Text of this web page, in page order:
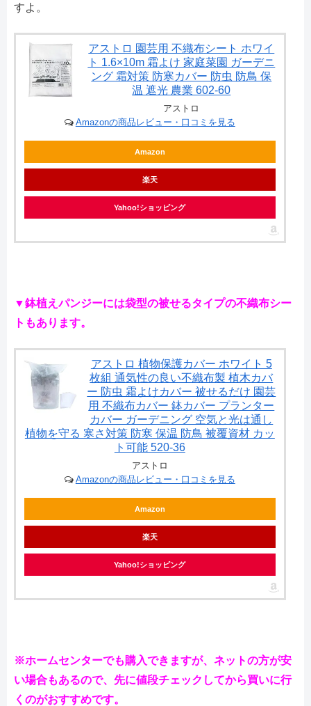
すよ。
アストロ 園芸用 不織布シート ホワイ
ト 1.6×10m 霜よけ 家庭菜園 ガーデニ
ング 霜対策 防寒カバー 防虫 防鳥 保
温 遮光 農業 602-60
アストロ
Amazonの商品レビュー・口コミを見る
Amazon
楽天
Yahoo!ショッピング
▼鉢植えパンジーには袋型の被せるタイプの不織布シー
トもあります。
アストロ 植物保護カバー ホワイト 5
枚組 通気性の良い不織布製 植木カバ
ー 防虫 霜よけカバー 被せるだけ 園芸
用 不織布カバー 鉢カバー プランター
カバー ガーデニング 空気と光は通し
植物を守る 寒さ対策 防寒 保温 防鳥 被覆資材 カッ
ト可能 520-36
アストロ
Amazonの商品レビュー・口コミを見る
Amazon
楽天
Yahoo!ショッピング
※ホームセンターでも購入できますが、ネットの方が安
い場合もあるので、先に値段チェックしてから買いに行
くのがおすすめです。